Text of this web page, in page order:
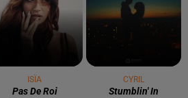
ISÏA
Pas De Roi
CYRIL
Stumblin' In